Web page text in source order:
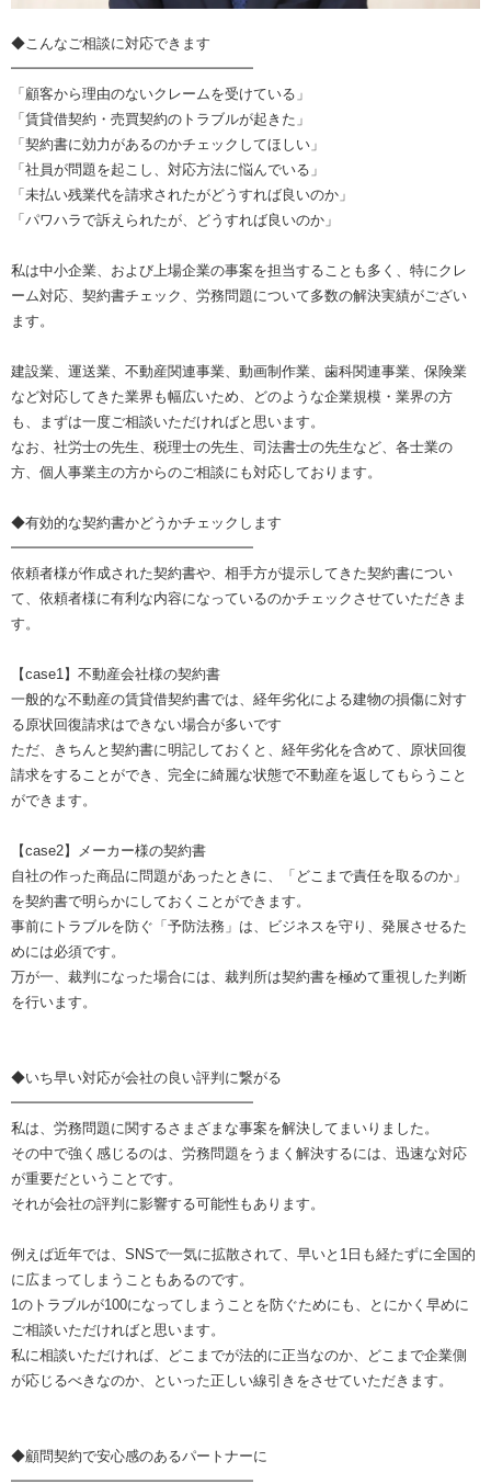
◆こんなご相談に対応できます
━━━━━━━━━━━━━━━━━
「顧客から理由のないクレームを受けている」
「賃貸借契約・売買契約のトラブルが起きた」
「契約書に効力があるのかチェックしてほしい」
「社員が問題を起こし、対応方法に悩んでいる」
「未払い残業代を請求されたがどうすれば良いのか」
「パワハラで訴えられたが、どうすれば良いのか」
私は中小企業、および上場企業の事案を担当することも多く、特にクレ
ーム対応、契約書チェック、労務問題について多数の解決実績がござい
ます。
建設業、運送業、不動産関連事業、動画制作業、歯科関連事業、保険業
など対応してきた業界も幅広いため、どのような企業規模・業界の方
も、まずは一度ご相談いただければと思います。
なお、社労士の先生、税理士の先生、司法書士の先生など、各士業の
方、個人事業主の方からのご相談にも対応しております。
◆有効的な契約書かどうかチェックします
━━━━━━━━━━━━━━━━━
依頼者様が作成された契約書や、相手方が提示してきた契約書につい
て、依頼者様に有利な内容になっているのかチェックさせていただきま
す。
【case1】不動産会社様の契約書
一般的な不動産の賃貸借契約書では、経年劣化による建物の損傷に対す
る原状回復請求はできない場合が多いです
ただ、きちんと契約書に明記しておくと、経年劣化を含めて、原状回復
請求をすることができ、完全に綺麗な状態で不動産を返してもらうこと
ができます。
【case2】メーカー様の契約書
自社の作った商品に問題があったときに、「どこまで責任を取るのか」
を契約書で明らかにしておくことができます。
事前にトラブルを防ぐ「予防法務」は、ビジネスを守り、発展させるた
めには必須です。
万が一、裁判になった場合には、裁判所は契約書を極めて重視した判断
を行います。
◆いち早い対応が会社の良い評判に繋がる
━━━━━━━━━━━━━━━━━
私は、労務問題に関するさまざまな事案を解決してまいりました。
その中で強く感じるのは、労務問題をうまく解決するには、迅速な対応
が重要だということです。
それが会社の評判に影響する可能性もあります。
例えば近年では、SNSで一気に拡散されて、早いと1日も経たずに全国的
に広まってしまうこともあるのです。
1のトラブルが100になってしまうことを防ぐためにも、とにかく早めに
ご相談いただければと思います。
私に相談いただければ、どこまでが法的に正当なのか、どこまで企業側
が応じるべきなのか、といった正しい線引きをさせていただきます。
◆顧問契約で安心感のあるパートナーに